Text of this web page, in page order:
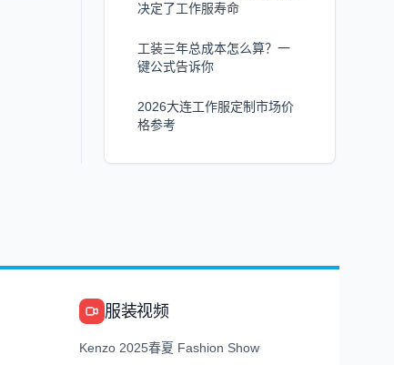
决定了工作服寿命
工装三年总成本怎么算？一
键公式告诉你
2026大连工作服定制市场价
格参考
服装视频
Kenzo 2025春夏 Fashion Show